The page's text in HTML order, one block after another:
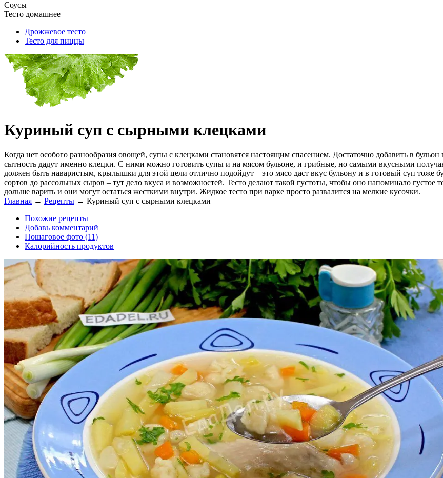
Соусы
Тесто домашнее
Дрожжевое тесто
Тесто для пиццы
Куриный суп с сырными клецками
Когда нет особого разнообразия овощей, супы с клецками становятся настоящим спасением. Достаточно добавить в
сытность дадут именно клецки. С ними можно готовить супы и на мясом бульоне, и грибные, но самыми вкусными
должен быть наваристым, крылышки для этой цели отлично подойдут – это мясо даст вкус бульону и в готовый суп тоже
сортов до рассольных сыров – тут дело вкуса и возможностей. Тесто делают такой густоты, чтобы оно напоминало густое
дольше варить и они могут остаться жесткими внутри. Жидкое тесто при варке просто развалится на мелкие кусочки.
Главная → Рецепты → Куриный суп с сырными клецками
Похожие рецепты
Добавь комментарий
Пошаговое фото (11)
Калорийность продуктов